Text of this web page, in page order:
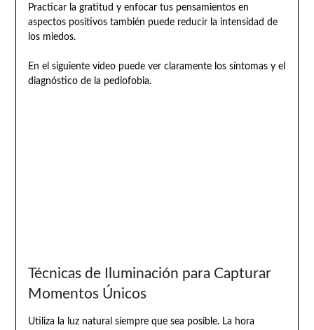
Practicar la gratitud y enfocar tus pensamientos en
aspectos positivos también puede reducir la intensidad de
los miedos.
En el siguiente vídeo puede ver claramente los síntomas y el
diagnóstico de la pediofobia.
Técnicas de Iluminación para Capturar
Momentos Únicos
Utiliza la luz natural siempre que sea posible. La hora